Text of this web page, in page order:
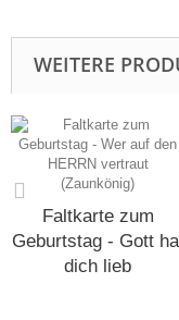
WEITERE
Faltkarte zum
Geburtstag - Gott
dich lieb